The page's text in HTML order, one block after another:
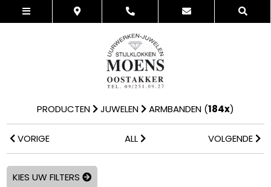
PRODUCTEN JUWELEN ARMBANDEN (184x)
VORIGE ALL VOLGENDE
KIES UW FILTERS